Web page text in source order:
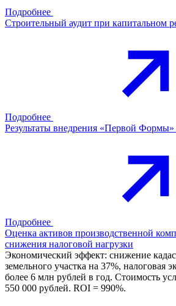
Подробнее
Строительный аудит при капитальном
Подробнее
Результаты внедрения «Первой
Подробнее
Оценка активов производственной
снижения налоговой нагрузки
Экономический эффект: снижение
земельного участка на 37%, налоговая
более 6 млн рублей в год. Стоимость
550 000 рублей. ROI = 990%.